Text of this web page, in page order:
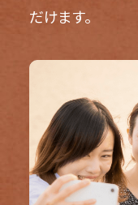
だけます。